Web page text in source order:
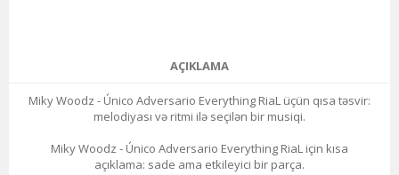
AÇIKLAMA
Miky Woodz - Único Adversario Everything RiaL üçün qısa təsvir:
melodiyası və ritmi ilə seçilən bir musiqi.
Miky Woodz - Único Adversario Everything RiaL için kısa
açıklama: sade ama etkileyici bir parça.